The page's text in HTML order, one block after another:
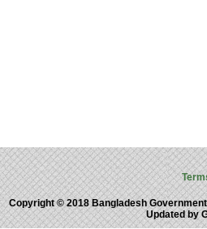
Copyright © 2018 Bangladesh
Updated by